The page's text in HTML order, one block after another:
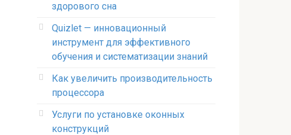
здорового сна
Quizlet — инновационный
инструмент для эффективного
обучения и систематизации знаний
Как увеличить производительность
процессора
Услуги по установке оконных
конструкций